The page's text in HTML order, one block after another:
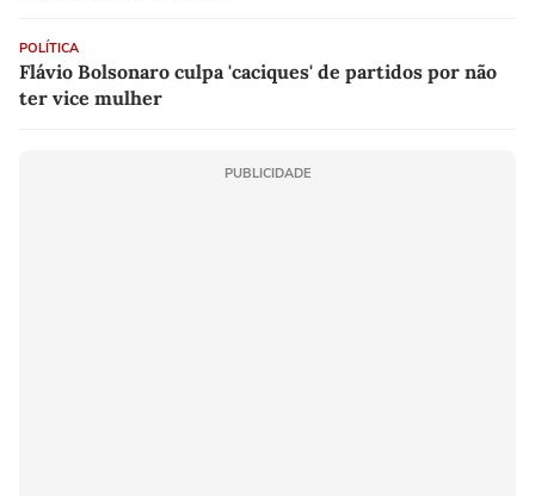
POLÍTICA
Flávio Bolsonaro culpa 'caciques' de partidos por não
ter vice mulher
PUBLICIDADE